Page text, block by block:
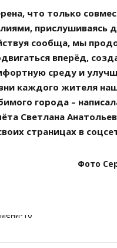
что только
прислушиваясь
сообща, мы
вперёд,
среду и
каждого жителя
города –
Светлана
страницах в
Фото